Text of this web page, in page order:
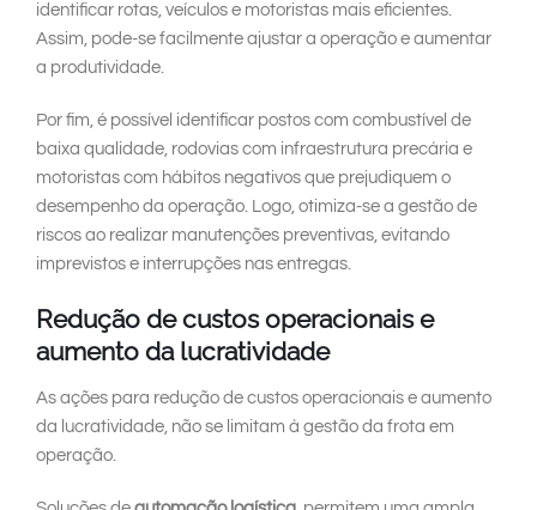
identificar rotas, veículos e motoristas mais eficientes.
Assim, pode-se facilmente ajustar a operação e aumentar
a produtividade.
Por fim, é possível identificar postos com combustível de
baixa qualidade, rodovias com infraestrutura precária e
motoristas com hábitos negativos que prejudiquem o
desempenho da operação. Logo, otimiza-se a gestão de
riscos ao realizar manutenções preventivas, evitando
imprevistos e interrupções nas entregas.
Redução de custos operacionais e
aumento da lucratividade
As ações para redução de custos operacionais e aumento
da lucratividade, não se limitam à gestão da frota em
operação.